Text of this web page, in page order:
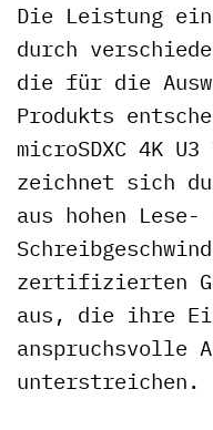
Die Leistung
durch
die für die
Produkts
microSDXC 4K
zeichnet sich
aus hohen Lese-
zertifizierten
aus, die ihre
anspruchsvolle
unterstreichen.